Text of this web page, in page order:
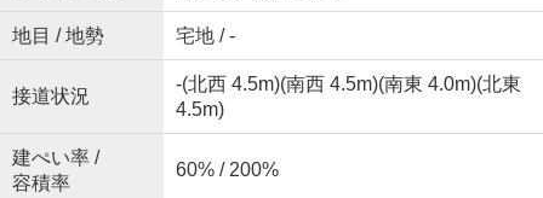
地目 / 地勢 宅地 / -
接道状況
-(北西 4.5m)(南西 4.5m)(南東 4.0m)(北東
4.5m)
建ぺい率 /
容積率
60% / 200%